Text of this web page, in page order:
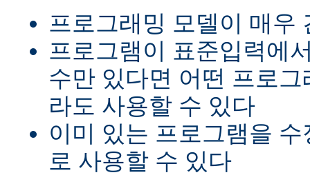
프로그래밍 모델이 매우
프로그램이 표준입력에
수만 있다면 어떤 프로
라도 사용할 수 있다
이미 있는 프로그램을
로 사용할 수 있다